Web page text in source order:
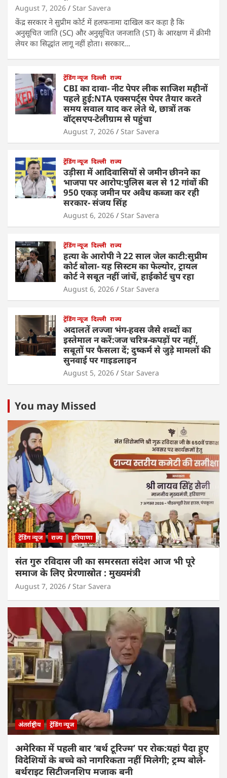
August 7, 2026 Star Savera
केंद्र सरकार ने सुप्रीम कोर्ट में हलफनामा दाखिल कर कहा है कि
अनुसूचित जाति (SC) और अनुसूचित जनजाति (ST) के आरक्षण में क्रीमी
लेयर का सिद्धांत लागू नहीं होता। सरकार…
ट्रेंडिंग न्यूज दिल्ली राज्य
CBI का दावा- नीट पेपर लीक साजिश महीनों
पहले हुई:NTA एक्सपर्ट्स पेपर तैयार करते
समय सवाल याद कर लेते थे, छात्रों तक
वॉट्सएप-टेलीग्राम से पहुंचा
August 7, 2026 Star Savera
ट्रेंडिंग न्यूज दिल्ली राज्य
उड़ीसा में आदिवासियों से जमीन छीनने का
भाजपा पर आरोप:पुलिस बल से 12 गांवों की
950 एकड़ जमीन पर अवैध कब्जा कर रही
सरकार- संजय सिंह
August 6, 2026 Star Savera
ट्रेंडिंग न्यूज दिल्ली राज्य
हत्या के आरोपी ने 22 साल जेल काटी:सुप्रीम
कोर्ट बोला- यह सिस्टम का फेल्योर, ट्रायल
कोर्ट ने सबूत नहीं जांचें, हाईकोर्ट चुप रहा
August 6, 2026 Star Savera
ट्रेंडिंग न्यूज दिल्ली राज्य
अदालतें लज्जा भंग-हवस जैसे शब्दों का
इस्तेमाल न करें:जज चरित्र-कपड़ों पर नहीं,
सबूतों पर फैसला दें; दुष्कर्म से जुड़े मामलों की
सुनवाई पर गाइडलाइन
August 5, 2026 Star Savera
You may Missed
ट्रेंडिंग न्यूज राज्य हरियाणा
संत गुरु रविदास जी का समरसता संदेश आज भी पूरे
समाज के लिए प्रेरणास्रोत : मुख्यमंत्री
August 7, 2026 Star Savera
अंतर्राष्ट्रीय ट्रेंडिंग न्यूज
अमेरिका में पहली बार ‘बर्थ टूरिज्म’ पर रोक:यहां पैदा हुए
विदेशियों के बच्चे को नागरिकता नहीं मिलेगी; ट्रम्प बोले-
बर्थराइट सिटीजनशिप मजाक बनी